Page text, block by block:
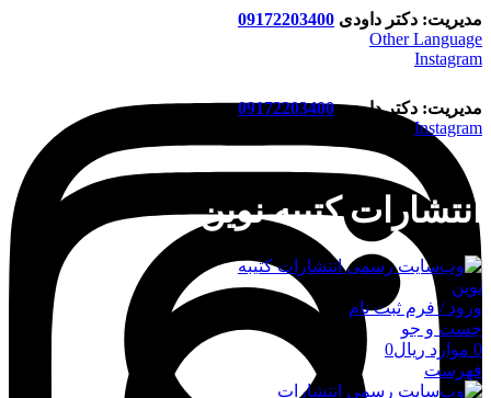
مدیریت: دکتر داودی 09172203400
Other Language
Instagram
مدیریت: دکتر داودی09172203400
Instagram
انتشارات کتیبه نوین
ورود / فرم ثبت نام
جست و جو
0 موارد ریال0
فهرست